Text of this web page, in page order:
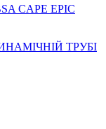
CAPE EPIC
ТРУБІ